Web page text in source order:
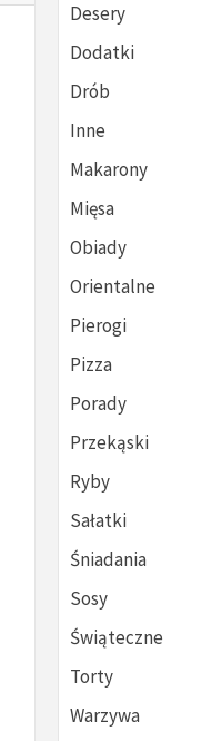
Desery
Dodatki
Drób
Inne
Makarony
Mięsa
Obiady
Orientalne
Pierogi
Pizza
Porady
Przekąski
Ryby
Sałatki
Śniadania
Sosy
Świąteczne
Torty
Warzywa